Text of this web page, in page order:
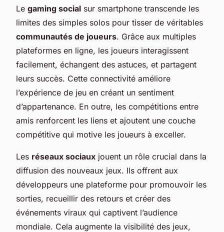
Le gaming social sur smartphone transcende les
limites des simples solos pour tisser de véritables
communautés de joueurs. Grâce aux multiples
plateformes en ligne, les joueurs interagissent
facilement, échangent des astuces, et partagent
leurs succès. Cette connectivité améliore
l’expérience de jeu en créant un sentiment
d’appartenance. En outre, les compétitions entre
amis renforcent les liens et ajoutent une couche
compétitive qui motive les joueurs à exceller.
Les réseaux sociaux jouent un rôle crucial dans la
diffusion des nouveaux jeux. Ils offrent aux
développeurs une plateforme pour promouvoir les
sorties, recueillir des retours et créer des
événements viraux qui captivent l’audience
mondiale. Cela augmente la visibilité des jeux,